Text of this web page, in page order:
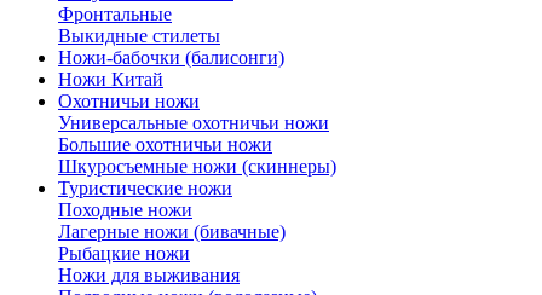
Фронтальные
Выкидные стилеты
Ножи-бабочки (балисонги)
Ножи Китай
Охотничьи ножи
Универсальные охотничьи ножи
Большие охотничьи ножи
Шкуросъемные ножи (скиннеры)
Туристические ножи
Походные ножи
Лагерные ножи (бивачные)
Рыбацкие ножи
Ножи для выживания